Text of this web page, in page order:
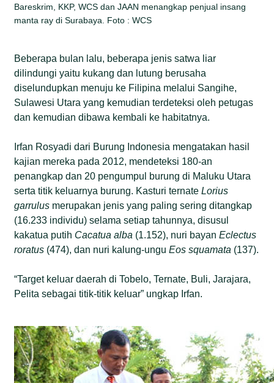
Bareskrim, KKP, WCS dan JAAN menangkap penjual insang
manta ray di Surabaya. Foto : WCS
Beberapa bulan lalu, beberapa jenis satwa liar
dilindungi yaitu kukang dan lutung berusaha
diselundupkan menuju ke Filipina melalui Sangihe,
Sulawesi Utara yang kemudian terdeteksi oleh petugas
dan kemudian dibawa kembali ke habitatnya.
Irfan Rosyadi dari Burung Indonesia mengatakan hasil
kajian mereka pada 2012, mendeteksi 180-an
penangkap dan 20 pengumpul burung di Maluku Utara
serta titik keluarnya burung. Kasturi ternateLorius
garrulus merupakan jenis yang paling sering ditangkap
(16.233 individu) selama setiap tahunnya, disusul
kakatua putih Cacatua alba (1.152), nuri bayanEclectus
roratus (474), dan nuri kalung-unguEos squamata (137).
“Target keluar daerah di Tobelo, Ternate, Buli, Jarajara,
Pelita sebagai titik-titik keluar” ungkap Irfan.